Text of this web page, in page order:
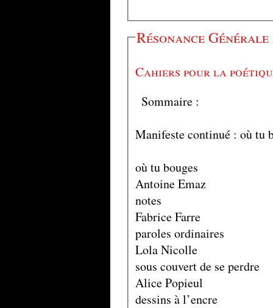
Résonance Générale
Cahiers pour la
Sommaire :
Manifeste continué : où tu
où tu bouges
Antoine Emaz
notes
Fabrice Farre
paroles ordinaires
Lola Nicolle
sous couvert de se perdre
Alice Popieul
dessins à l’encre